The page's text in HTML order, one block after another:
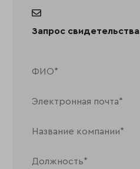
Запрос свидетельства